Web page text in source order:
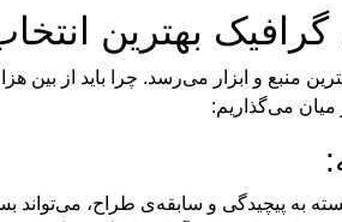
منبع و ابزار می‌رسد. چرا باید از بین
پیچیدگی و سابقه‌ی طراح، می‌تواند